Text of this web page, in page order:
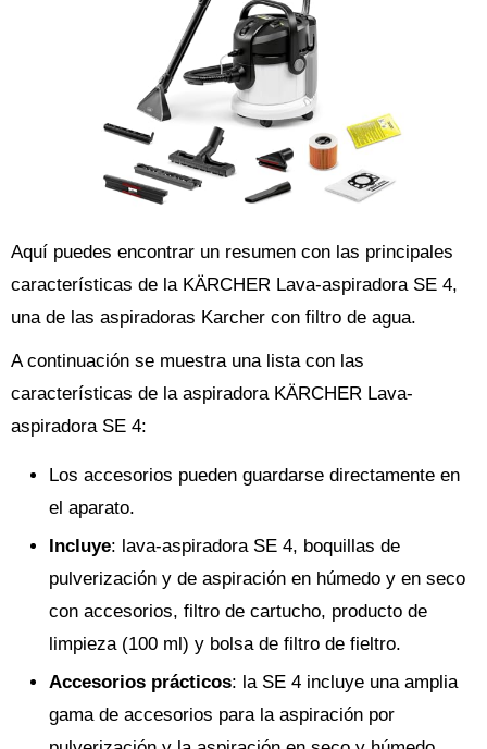
Aquí puedes encontrar un resumen con las principales
características de la KÄRCHER Lava-aspiradora SE 4,
una de las aspiradoras Karcher con filtro de agua.
A continuación se muestra una lista con las
características de la aspiradora KÄRCHER Lava-
aspiradora SE 4:
Los accesorios pueden guardarse directamente en
el aparato.
Incluye: lava-aspiradora SE 4, boquillas de
pulverización y de aspiración en húmedo y en seco
con accesorios, filtro de cartucho, producto de
limpieza (100 ml) y bolsa de filtro de fieltro.
Accesorios prácticos: la SE 4 incluye una amplia
gama de accesorios para la aspiración por